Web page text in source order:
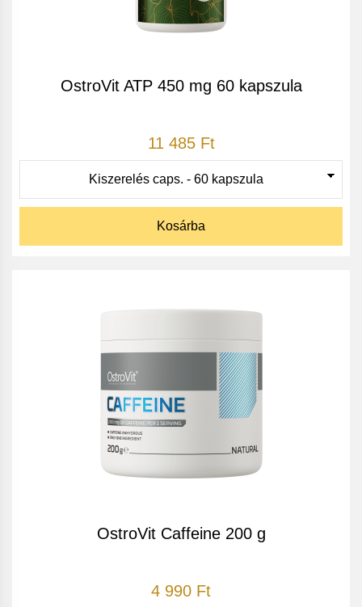
OstroVit ATP 450 mg 60 kapszula
11 485 Ft
Kosárba
OstroVit Caffeine 200 g
4 990 Ft